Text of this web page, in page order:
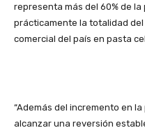
representa más del 60% de
prácticamente la totalidad
comercial del país en pasta
“Además del incremento en
alcanzar una reversión